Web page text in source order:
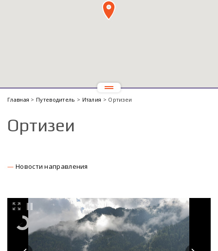
Главная > Путеводитель > Италия > Ортизеи
Ортизеи
Новости направления